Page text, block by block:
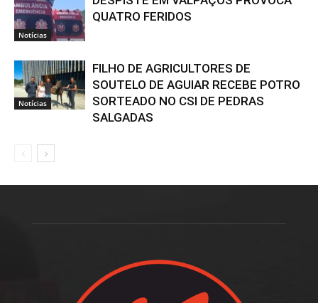
Notícias
QUATRO FERIDOS
Notícias
FILHO DE AGRICULTORES DE
SOUTELO DE AGUIAR RECEBE POTRO
SORTEADO NO CSI DE PEDRAS
SALGADAS